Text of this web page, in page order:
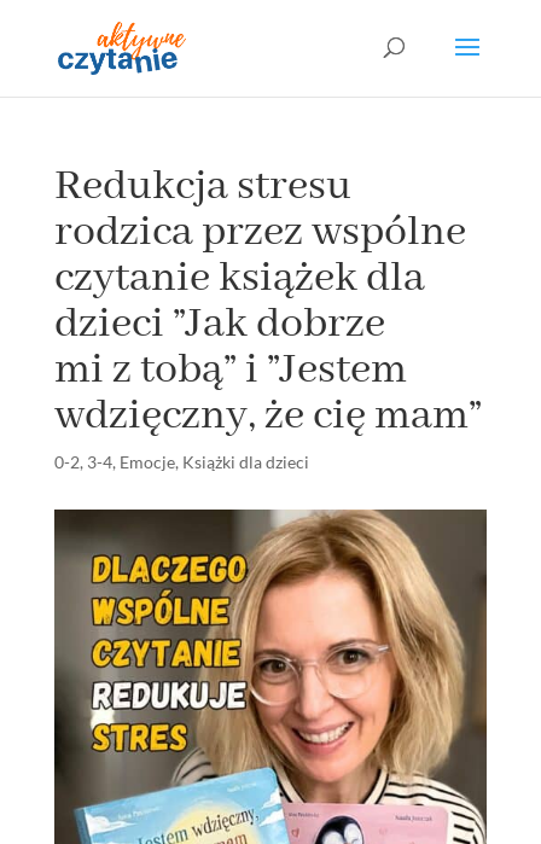
Redukcja stresu
rodzica przez wspólne
czytanie książek dla
dzieci ”Jak dobrze
mi z tobą” i ”Jestem
wdzięczny, że cię mam”
0-2, 3-4, Emocje, Książki dla dzieci